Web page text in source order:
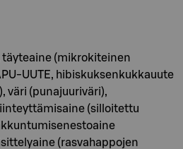
(mikrokiteinen
UUTE, hibiskuksenkukkauute
väri (punajuuriväri),
(silloitettu
(rasvahappojen